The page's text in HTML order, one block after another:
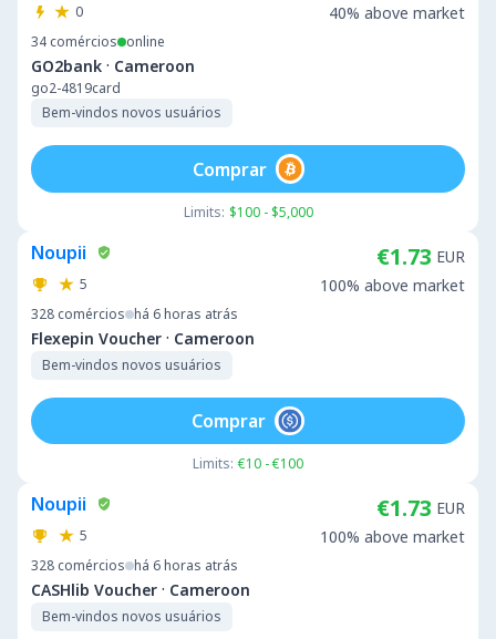
0
34 comércios online
GO2bank · Cameroon
go2-4819card
Bem-vindos novos usuários
40% above market
Limits: $100 - $5,000
Comprar
Noupii
5
328 comércios há 6 horas atrás
Flexepin Voucher · Cameroon
Bem-vindos novos usuários
€1.73 EUR
100% above market
Limits: €10 - €100
Comprar
Noupii
5
328 comércios há 6 horas atrás
CASHlib Voucher · Cameroon
Bem-vindos novos usuários
€1.73 EUR
100% above market